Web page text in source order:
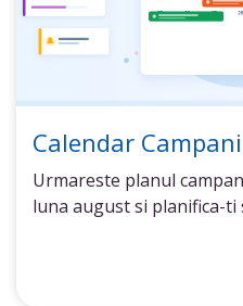
Calendar
Urmareste planul
luna august si planifica-ti